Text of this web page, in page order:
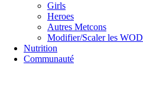
Girls
Heroes
Autres Metcons
Modifier/Scaler les WOD
Nutrition
Communauté